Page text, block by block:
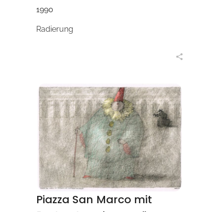
1990
Radierung
Piazza San Marco mit